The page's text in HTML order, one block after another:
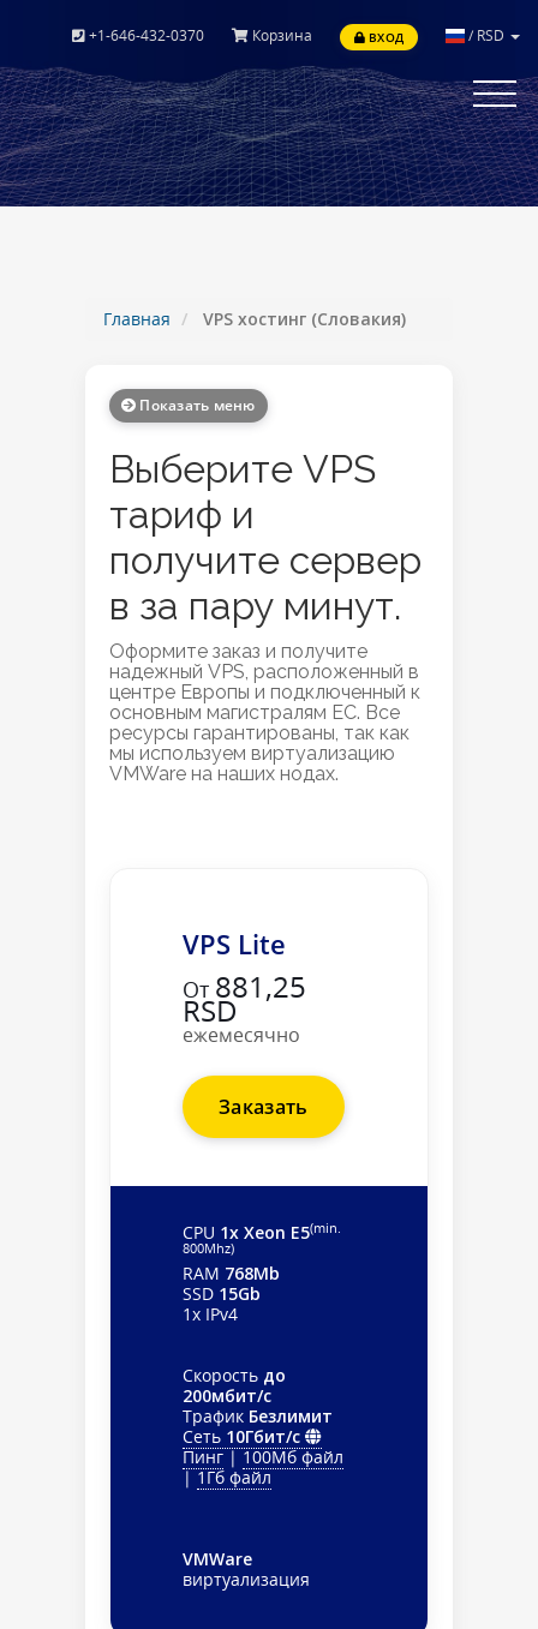
+1-646-432-0370 Корзина ВХОД / RSD
Toggle
Главная VPS хостинг (Словакия)
Показать меню
Выберите VPS
тариф и
получите сервер
в за пару минут.
Оформите заказ и получите
надежный VPS, расположенный в
центре Европы и подключенный к
основным магистралям ЕС. Все
ресурсы гарантированы, так как
мы используем виртуализацию
VMWare на наших нодах.
VPS Lite
От 881,25
RSD
ежемесячно
Заказать
CPU 1x Xeon E5(min.
800Mhz)
RAM 768Mb
SSD 15Gb
1x IPv4
Скорость до
200мбит/с
Трафик Безлимит
Сеть 10Гбит/с
Пинг|100Мб файл
|1Гб файл
VMWare
виртуализация